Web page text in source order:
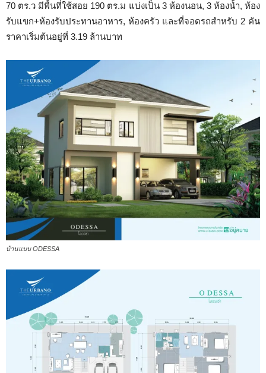
70 ตร.ว มีพื้นที่ใช้สอย 190 ตร.ม แบ่งเป็น 3 ห้องนอน, 3 ห้องน้ำ, ห้อง
รับแขก+ห้องรับประทานอาหาร, ห้องครัว และที่จอดรถสำหรับ 2 คัน
ราคาเริ่มต้นอยู่ที่ 3.19 ล้านบาท
บ้านแบบ ODESSA